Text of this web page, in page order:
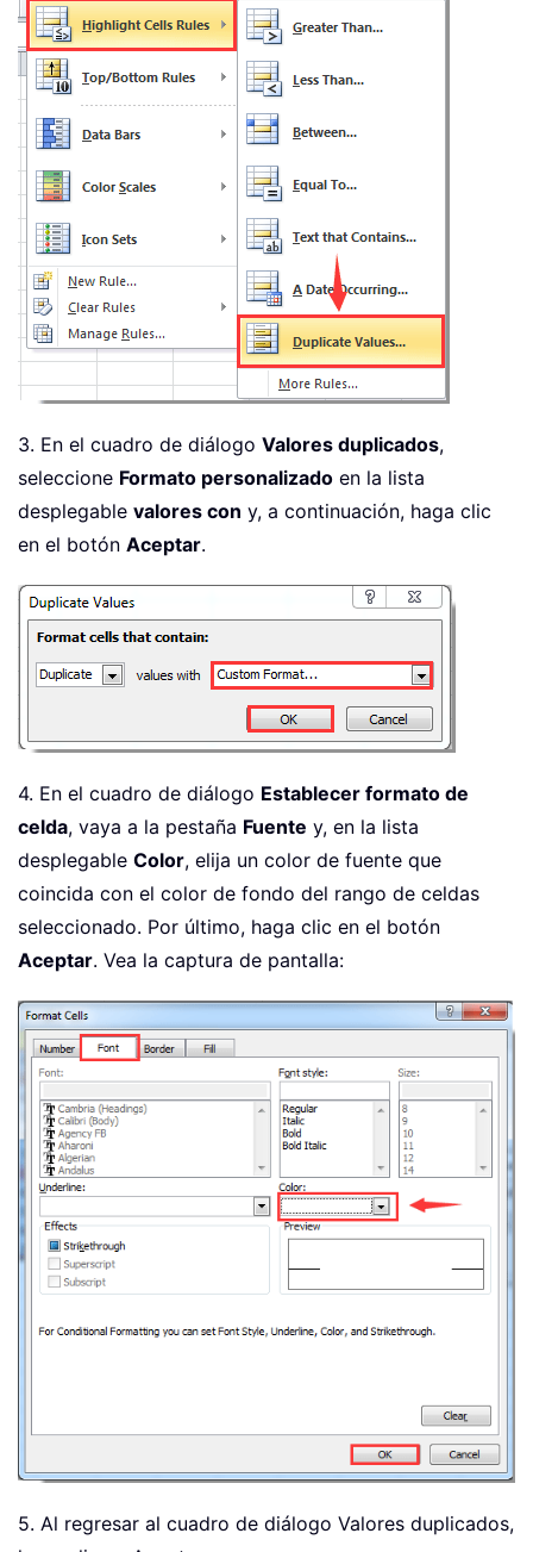
3. En el cuadro de diálogo Valores duplicados,
seleccione Formato personalizado en la lista
desplegable valores con y, a continuación, haga clic
en el botón Aceptar.
4. En el cuadro de diálogo Establecer formato de
celda, vaya a la pestaña Fuente y, en la lista
desplegable Color, elija un color de fuente que
coincida con el color de fondo del rango de celdas
seleccionado. Por último, haga clic en el botón
Aceptar. Vea la captura de pantalla:
5. Al regresar al cuadro de diálogo Valores duplicados,